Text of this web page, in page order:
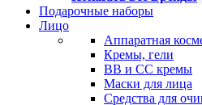
Подарочные наборы
Лицо
Аппаратная
Кремы, гели
BB и CC кремы
Маски для лица
Средства для